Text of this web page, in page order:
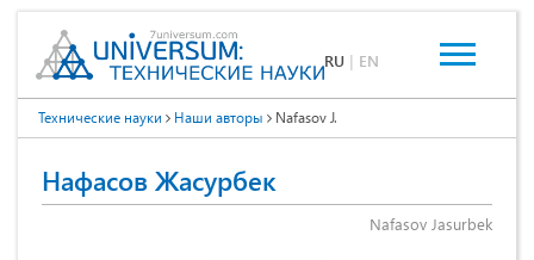
RU | EN
Технические науки Наши авторы Nafasov J.
Нафасов Жасурбек
Nafasov Jasurbek